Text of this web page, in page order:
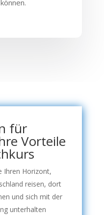
für
Vorteile
Ihren Horizont,
reisen, dort
und sich mit der
unterhalten